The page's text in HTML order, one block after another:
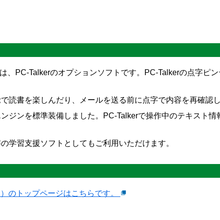
、PC-Talkerのオプションソフトです。PC-Talkerの点字ピ
読書を楽しんだり、メールを送る前に点字で内容を再確認
ジンを標準装備しました。PC-Talkerで操作中のテキスト
学習支援ソフトとしてもご利用いただけます。
のトップページはこちらです。